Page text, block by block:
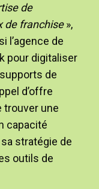
de
de franchise»,
l’agence de
pour digitaliser
de
d’offre
trouver une
capacité
sa stratégie de
outils de